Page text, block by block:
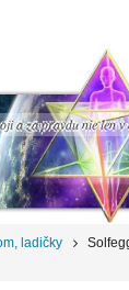
a za pravdu nie len v
ladičky